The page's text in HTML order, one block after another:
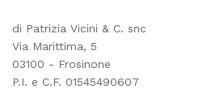
di Patrizia Vicini & C. snc
Via Marittima, 5
03100 - Frosinone
P.I. e C.F. 01545490607